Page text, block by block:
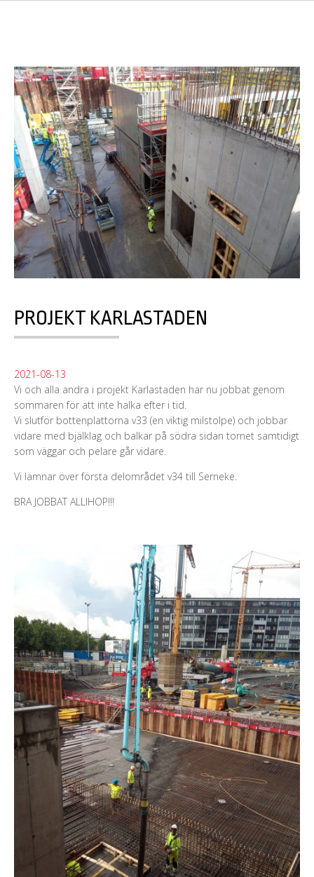
PROJEKT KARLASTADEN
2021-08-13
Vi och alla andra i projekt Karlastaden har nu jobbat genom
sommaren för att inte halka efter i tid.
Vi slutför bottenplattorna v33 (en viktig milstolpe) och jobbar
vidare med bjälklag och balkar på södra sidan tornet samtidigt
som väggar och pelare går vidare.
Vi lämnar över första delområdet v34 till Serneke.
BRA JOBBAT ALLIHOP!!!